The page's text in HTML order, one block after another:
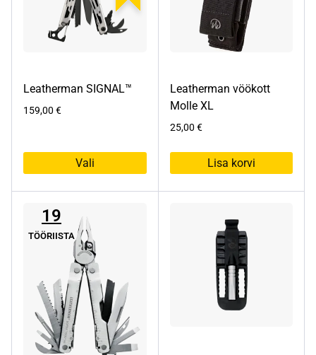
tootelehel.
Leatherman SIGNAL™
159,00 €
Vali
mitu
saab
teha
tootelehel.
Leatherman vöökott
Molle XL
25,00 €
Lisa korvi
19
TÖÖRIISTA